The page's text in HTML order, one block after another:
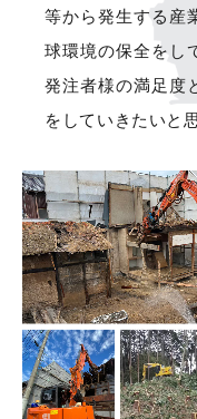
等から発生する産
球環境の保全をし
発注者様の満足度
をしていきたいと